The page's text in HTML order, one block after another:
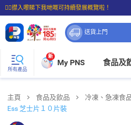
☝🏼㩒入嚟睇下我哋嘅可持續發展概覽啦！
⭐購物滿$399即享免費送貨；滿$100即可免費店
送貨上門
所有產品
新
My PNS 食品及
主頁 食品及飲品 冷凍、急凍食
Ess 芝士片１０片裝